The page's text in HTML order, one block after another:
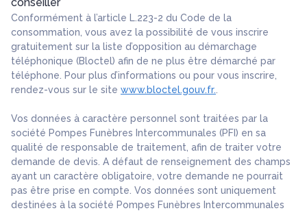
Conformément à l’article L.223-2 du Code de la
consommation, vous avez la possibilité de vous inscrire
gratuitement sur la liste d’opposition au démarchage
téléphonique (Bloctel) afin de ne plus être démarché par
téléphone. Pour plus d’informations ou pour vous inscrire,
rendez-vous sur le site www.bloctel.gouv.fr.
Vos données à caractère personnel sont traitées par la
société Pompes Funèbres Intercommunales (PFI) en sa
qualité de responsable de traitement, afin de traiter votre
demande de devis. A défaut de renseignement des champs
ayant un caractère obligatoire, votre demande ne pourrait
pas être prise en compte. Vos données sont uniquement
destinées à la société Pompes Funèbres Intercommunales